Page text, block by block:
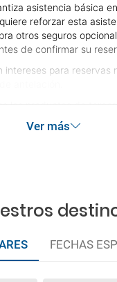
contratado
no ha aparecido?
poder ir a ...?
asistencia básica
reforzar esta
otros seguros
de confirmar su
intereses para reservas
Ver más
FECHAS